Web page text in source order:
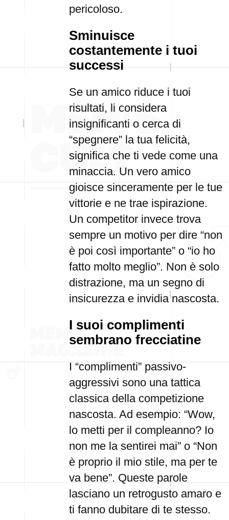
pericoloso.
Sminuisce
costantemente i tuoi
successi
Se un amico riduce i tuoi
risultati, li considera
insignificanti o cerca di
“spegnere” la tua felicità,
significa che ti vede come una
minaccia. Un vero amico
gioisce sinceramente per le tue
vittorie e ne trae ispirazione.
Un competitor invece trova
sempre un motivo per dire “non
è poi così importante” o “io ho
fatto molto meglio”. Non è solo
distrazione, ma un segno di
insicurezza e invidia nascosta.
I suoi complimenti
sembrano frecciatine
I “complimenti” passivo-
aggressivi sono una tattica
classica della competizione
nascosta. Ad esempio: “Wow,
lo metti per il compleanno? Io
non me la sentirei mai” o “Non
è proprio il mio stile, ma per te
va bene”. Queste parole
lasciano un retrogusto amaro e
ti fanno dubitare di te stesso.